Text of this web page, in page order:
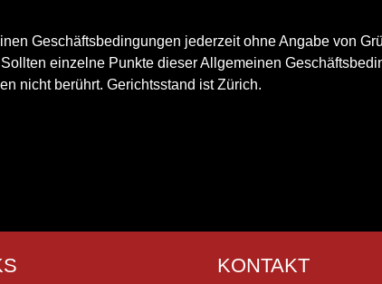
Geschäftsbedingungen jederzeit ohne Angabe von
einzelne Punkte dieser Allgemeinen
nicht berührt. Gerichtsstand ist Zürich.
KONTAKT